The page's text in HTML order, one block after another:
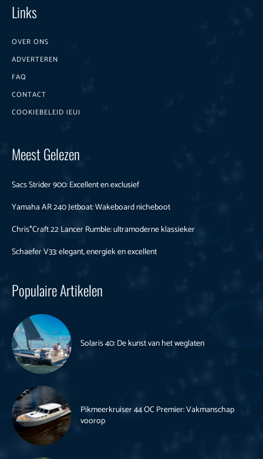
Links
OVER ONS
ADVERTEREN
FAQ
CONTACT
COOKIEBELEID (EU)
Meest Gelezen
Sacs Strider 900: Excellent en exclusief
Yamaha AR 240 Jetboat: Wakeboard nicheboot
Chris*Craft 22 Lancer Rumble: ultramoderne klassieker
Schaefer V33: elegant, energiek en excellent
Populaire Artikelen
Solaris 40: De kunst van het weglaten
Pikmeerkruiser 44 OC Premier: Vakmanschap
voorop